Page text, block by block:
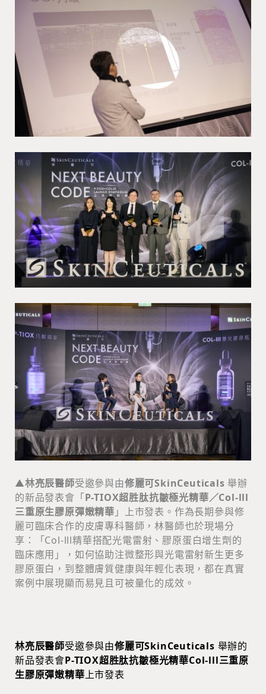
▲林亮辰醫師受邀參與由修麗可SkinCeuticals 舉辦
的新品發表會「P-TIOX超胜肽抗皺極光精華／Col-lll
三重原生膠原彈嫩精華 」上市發表。作為長期參與修
麗可臨床合作的皮膚專科醫師，林醫師也於現場分
享：「Col-lll精華搭配光電雷射、膠原蛋白增生劑的
臨床應用」，如何協助注微整形與光電雷射新生更多
膠原蛋白，到整體膚質健康與年輕化表現，都在真實
案例中展現顯而易見且可被量化的成效。
林亮辰醫師受邀參與由修麗可SkinCeuticals 舉辦的
新品發表會P-TIOX超胜肽抗皺極光精華Col-lll三重原
生膠原彈嫩精華上市發表